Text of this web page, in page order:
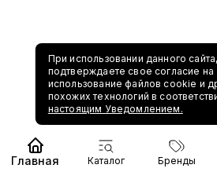
При использовании данного
подтверждаете свое согласие на
использование файлов cookie и
похожих технологий в
настоящим Уведомлением.
Главная Каталог Бренды